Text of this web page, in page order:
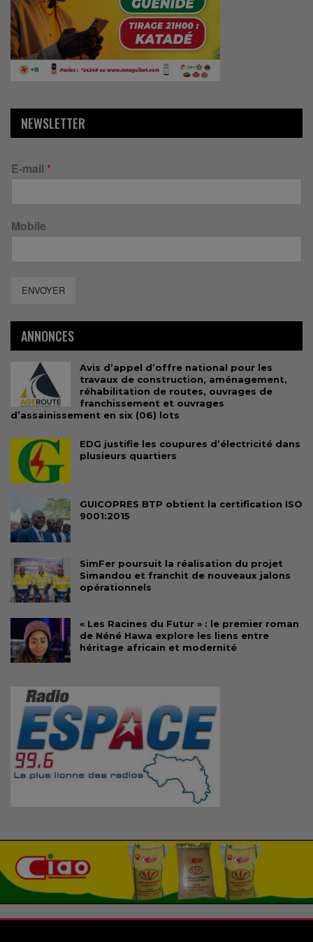
NEWSLETTER
E-mail *
Mobile
ENVOYER
ANNONCES
Avis d’appel d’offre national pour les
travaux de construction, aménagement,
réhabilitation de routes, ouvrages de
franchissement et ouvrages
d’assainissement en six (06) lots
EDG justifie les coupures d’électricité dans
plusieurs quartiers
GUICOPRES BTP obtient la certification ISO
9001:2015
SimFer poursuit la réalisation du projet
Simandou et franchit de nouveaux jalons
opérationnels
« Les Racines du Futur » : le premier roman
de Néné Hawa explore les liens entre
héritage africain et modernité